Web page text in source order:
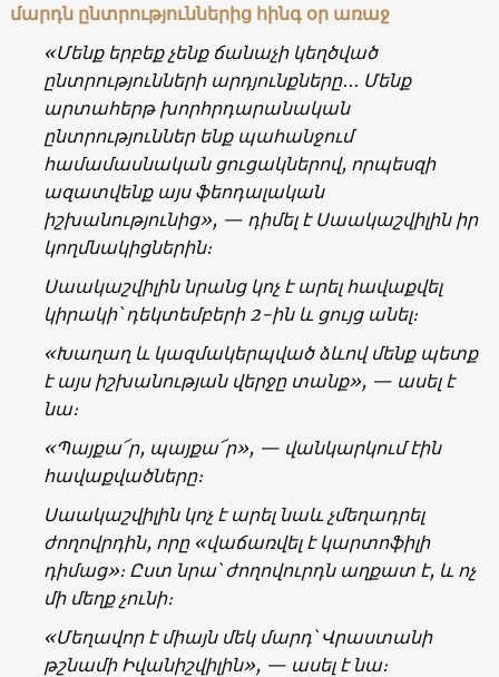
մարդն ընտրություններից հինգ օր առաջ
«Մենք երբեք չենք ճանաչի կեղծված
ընտրությունների արդյունքները․․․ Մենք
արտահերթ խորհրդարանական
ընտրություններ ենք պահանջում
համամասնական ցուցակներով, որպեսզի
ազատվենք այս ֆեոդալական
իշխանությունից», — դիմել է Սաակաշվիլին իր
կողմնակիցներին։
Սաակաշվիլին նրանց կոչ է արել հավաքվել
կիրակի՝ դեկտեմբերի 2-ին և ցույց անել։
«Խաղաղ և կազմակերպված ձևով մենք պետք
է այս իշխանության վերջը տանք», — ասել է
նա։
«Պայքա՜ր, պայքա՜ր», — վանկարկում էին
հավաքվածները։
Սաակաշվիլին կոչ է արել նաև չմեղադրել
ժողովրդին, որը «վաճառվել է կարտոֆիլի
դիմաց»։ Ըստ նրա՝ ժողովուրդն աղքատ է, և ոչ
մի մեղք չունի։
«Մեղավոր է միայն մեկ մարդ՝ Վրաստանի
թշնամի Իվանիշվիլին», — ասել է նա։